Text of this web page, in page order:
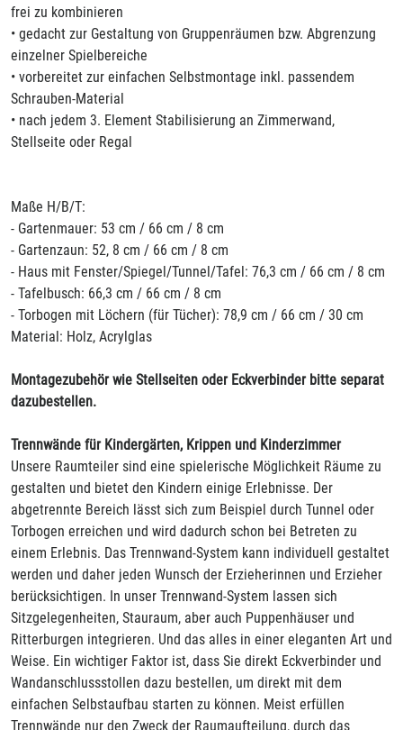
frei zu kombinieren
• gedacht zur Gestaltung von Gruppenräumen bzw. Abgrenzung
einzelner Spielbereiche
• vorbereitet zur einfachen Selbstmontage inkl. passendem
Schrauben-Material
• nach jedem 3. Element Stabilisierung an Zimmerwand,
Stellseite oder Regal
Maße H/B/T:
- Gartenmauer: 53 cm / 66 cm / 8 cm
- Gartenzaun: 52, 8 cm / 66 cm / 8 cm
- Haus mit Fenster/Spiegel/Tunnel/Tafel: 76,3 cm / 66 cm / 8 cm
- Tafelbusch: 66,3 cm / 66 cm / 8 cm
- Torbogen mit Löchern (für Tücher): 78,9 cm / 66 cm / 30 cm
Material: Holz, Acrylglas
Montagezubehör wie Stellseiten oder Eckverbinder bitte separat
dazubestellen.
Trennwände für Kindergärten, Krippen und Kinderzimmer
Unsere Raumteiler sind eine spielerische Möglichkeit Räume zu
gestalten und bietet den Kindern einige Erlebnisse. Der
abgetrennte Bereich lässt sich zum Beispiel durch Tunnel oder
Torbogen erreichen und wird dadurch schon bei Betreten zu
einem Erlebnis. Das Trennwand-System kann individuell gestaltet
werden und daher jeden Wunsch der Erzieherinnen und Erzieher
berücksichtigen. In unser Trennwand-System lassen sich
Sitzgelegenheiten, Stauraum, aber auch Puppenhäuser und
Ritterburgen integrieren. Und das alles in einer eleganten Art und
Weise. Ein wichtiger Faktor ist, dass Sie direkt Eckverbinder und
Wandanschlussstollen dazu bestellen, um direkt mit dem
einfachen Selbstaufbau starten zu können. Meist erfüllen
Trennwände nur den Zweck der Raumaufteilung, durch das